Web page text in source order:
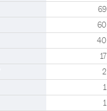
69
60
40
17
2
1
1